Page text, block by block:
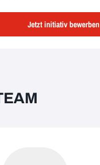
Jetzt initiativ bewerben